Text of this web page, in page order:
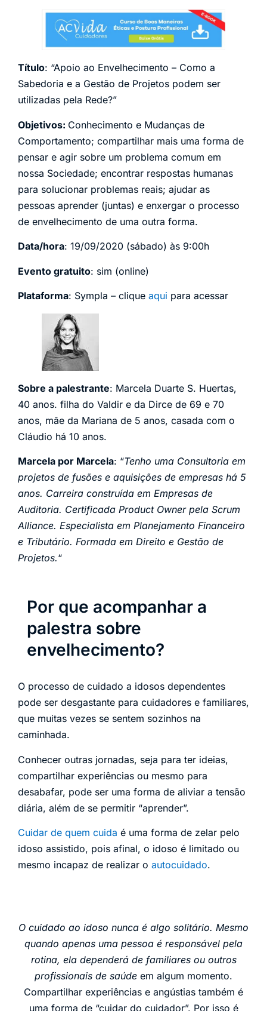
Título: “Apoio ao Envelhecimento – Como a
Sabedoria e a Gestão de Projetos podem ser
utilizadas pela Rede?”
Objetivos: Conhecimento e Mudanças de
Comportamento; compartilhar mais uma forma de
pensar e agir sobre um problema comum em
nossa Sociedade; encontrar respostas humanas
para solucionar problemas reais; ajudar as
pessoas aprender (juntas) e enxergar o processo
de envelhecimento de uma outra forma.
Data/hora: 19/09/2020 (sábado) às 9:00h
Evento gratuito: sim (online)
Plataforma: Sympla – clique aqui para acessar
Sobre a palestrante: Marcela Duarte S. Huertas,
40 anos. filha do Valdir e da Dirce de 69 e 70
anos, mãe da Mariana de 5 anos, casada com o
Cláudio há 10 anos.
Marcela por Marcela: “Tenho uma Consultoria em
projetos de fusões e aquisições de empresas há 5
anos. Carreira construída em Empresas de
Auditoria. Certificada Product Owner pela Scrum
Alliance. Especialista em Planejamento Financeiro
e Tributário. Formada em Direito e Gestão de
Projetos.“
Por que acompanhar a
palestra sobre
envelhecimento?
O processo de cuidado a idosos dependentes
pode ser desgastante para cuidadores e familiares,
que muitas vezes se sentem sozinhos na
caminhada.
Conhecer outras jornadas, seja para ter ideias,
compartilhar experiências ou mesmo para
desabafar, pode ser uma forma de aliviar a tensão
diária, além de se permitir “aprender”.
Cuidar de quem cuida é uma forma de zelar pelo
idoso assistido, pois afinal, o idoso é limitado ou
mesmo incapaz de realizar o autocuidado.
O cuidado ao idoso nunca é algo solitário. Mesmo
quando apenas uma pessoa é responsável pela
rotina, ela dependerá de familiares ou outros
profissionais de saúde em algum momento.
Compartilhar experiências e angústias também é
uma forma de “cuidar do cuidador”. Por isso é